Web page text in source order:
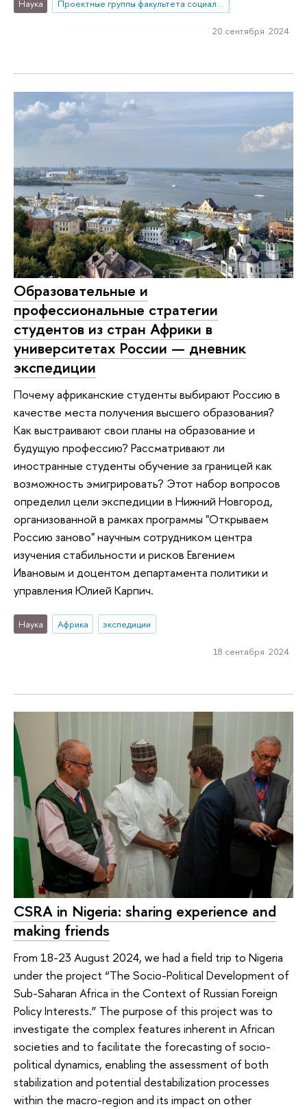
Наука Проектные группы факультета социальных наук
20 сентября 2024
Образовательные и
профессиональные стратегии
студентов из стран Африки в
университетах России — дневник
экспедиции
Почему африканские студенты выбирают Россию в
качестве места получения высшего образования?
Как выстраивают свои планы на образование и
будущую профессию? Рассматривают ли
иностранные студенты обучение за границей как
возможность эмигрировать? Этот набор вопросов
определил цели экспедиции в Нижний Новгород,
организованной в рамках программы "Открываем
Россию заново" научным сотрудником центра
изучения стабильности и рисков Евгением
Ивановым и доцентом департамента политики и
управления Юлией Карпич.
Наука Африка экспедиции
18 сентября 2024
CSRA in Nigeria: sharing experience and
making friends
From 18-23 August 2024, we had a field trip to Nigeria
under the project “The Socio-Political Development of
Sub-Saharan Africa in the Context of Russian Foreign
Policy Interests.” The purpose of this project was to
investigate the complex features inherent in African
societies and to facilitate the forecasting of socio-
political dynamics, enabling the assessment of both
stabilization and potential destabilization processes
within the macro-region and its impact on other